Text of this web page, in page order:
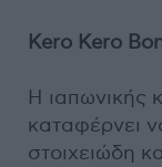
Kero Kero
Η ιαπωνικής
καταφέρνει
στοιχειώδη